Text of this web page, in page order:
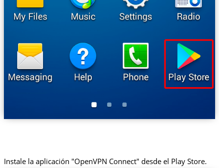
Instale la aplicación "OpenVPN Connect" desde el Play Store.